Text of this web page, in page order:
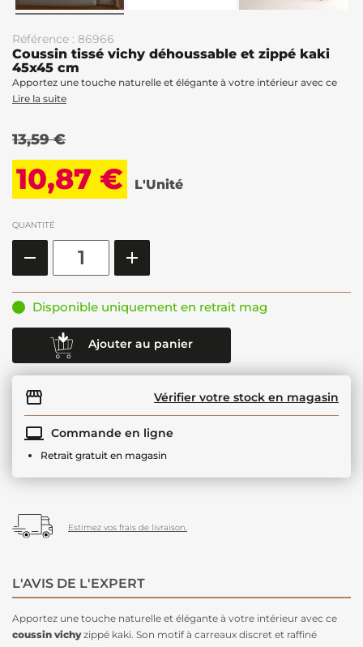
Référence : 86966
Coussin tissé vichy déhoussable et zippé kaki
45x45 cm
Apportez une touche naturelle et élégante à votre intérieur avec ce
Lire la suite
13,59 €
10,87 € L'Unité
QUANTITÉ
Disponible uniquement en retrait mag
Ajouter au panier
Vérifier votre stock en magasin
Commande en ligne
Retrait gratuit en magasin
Estimez vos frais de livraison.
L'AVIS DE L'EXPERT
Apportez une touche naturelle et élégante à votre intérieur avec ce
coussin vichyzippé kaki. Son motif à carreaux discret et raffiné